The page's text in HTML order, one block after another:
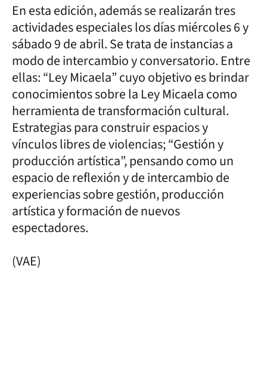
En esta edición, además se realizarán tres
actividades especiales los días miércoles 6 y
sábado 9 de abril. Se trata de instancias a
modo de intercambio y conversatorio. Entre
ellas: “Ley Micaela” cuyo objetivo es brindar
conocimientos sobre la Ley Micaela como
herramienta de transformación cultural.
Estrategias para construir espacios y
vínculos libres de violencias; “Gestión y
producción artística”, pensando como un
espacio de reflexión y de intercambio de
experiencias sobre gestión, producción
artística y formación de nuevos
espectadores.
(VAE)